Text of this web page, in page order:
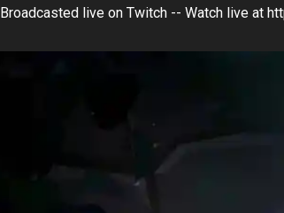
Broadcasted live on Twitch -- Watch live at